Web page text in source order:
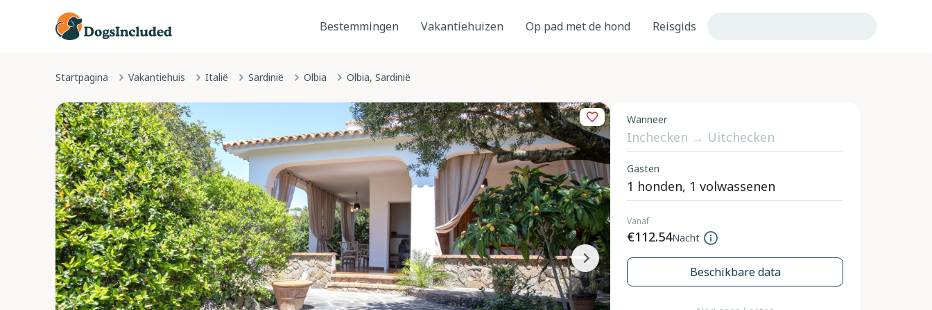
Bestemmingen Vakantiehuizen Op pad met de hond Reisgids
Startpagina Vakantiehuis Italië Sardinië Olbia Olbia, Sardinië
Wanneer
Gasten
Vanaf
€112.54Nacht
Beschikbare data